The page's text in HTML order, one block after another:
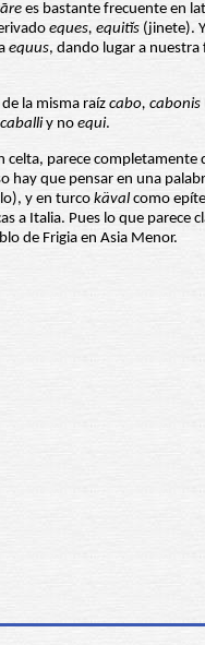
es bastante frecuente en
eques, equitĭs (jinete).
equus, dando lugar a
la misma raíz cabo, cabonis
caballiy no equi.
parece
hay que pensar en una
y en turcokäval como
a Italia. Pues lo que
de Frigia en Asia Menor.